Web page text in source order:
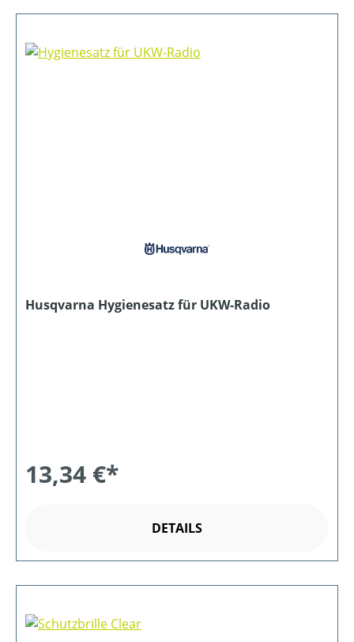
Husqvarna Hygienesatz für UKW-Radio
13,34 €*
DETAILS